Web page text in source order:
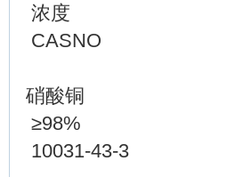
浓度
CASNO
硝酸铜
≥98%
10031-43-3